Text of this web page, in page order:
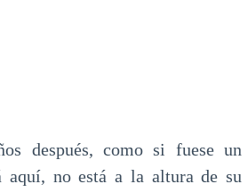
después, como si fuese un
aquí, no está a la altura de su